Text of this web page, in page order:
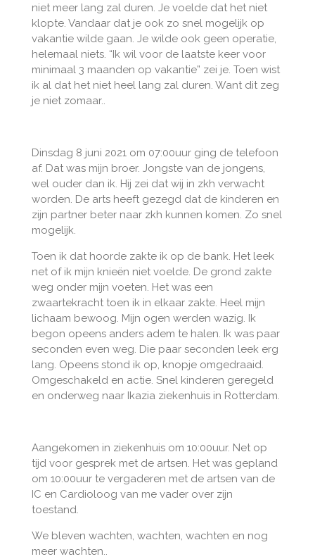
niet meer lang zal duren. Je voelde dat het niet
klopte. Vandaar dat je ook zo snel mogelijk op
vakantie wilde gaan. Je wilde ook geen operatie,
helemaal niets. “Ik wil voor de laatste keer voor
minimaal 3 maanden op vakantie” zei je. Toen wist
ik al dat het niet heel lang zal duren. Want dit zeg
je niet zomaar..
Dinsdag 8 juni 2021 om 07:00uur ging de telefoon
af. Dat was mijn broer. Jongste van de jongens,
wel ouder dan ik. Hij zei dat wij in zkh verwacht
worden. De arts heeft gezegd dat de kinderen en
zijn partner beter naar zkh kunnen komen. Zo snel
mogelijk.
Toen ik dat hoorde zakte ik op de bank. Het leek
net of ik mijn knieën niet voelde. De grond zakte
weg onder mijn voeten. Het was een
zwaartekracht toen ik in elkaar zakte. Heel mijn
lichaam bewoog. Mijn ogen werden wazig. Ik
begon opeens anders adem te halen. Ik was paar
seconden even weg. Die paar seconden leek erg
lang. Opeens stond ik op, knopje omgedraaid.
Omgeschakeld en actie. Snel kinderen geregeld
en onderweg naar Ikazia ziekenhuis in Rotterdam.
Aangekomen in ziekenhuis om 10:00uur. Net op
tijd voor gesprek met de artsen. Het was gepland
om 10:00uur te vergaderen met de artsen van de
IC en Cardioloog van me vader over zijn
toestand.
We bleven wachten, wachten, wachten en nog
meer wachten..